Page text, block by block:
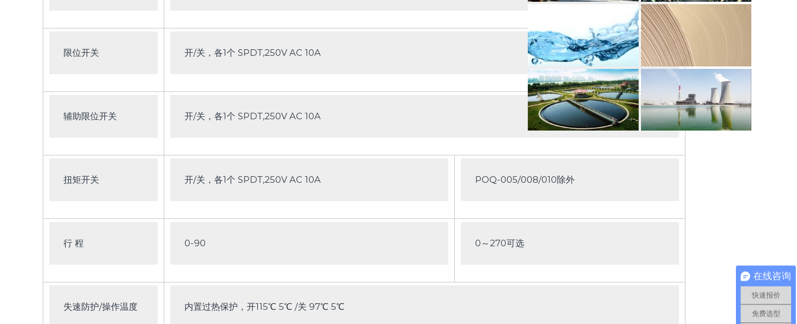
限位开关 开/关，各1个 SPDT,250V AC 10A
辅助限位开关 开/关，各1个 SPDT,250V AC 10A
扭矩开关 开/关，各1个 SPDT,250V AC 10A POQ-005/008/010除外
行 程 0-90 0～270可选
失速防护/操作温度 内置过热保护，开115℃ 5℃ /关 97℃ 5℃
在线咨询
快速报价
免费选型